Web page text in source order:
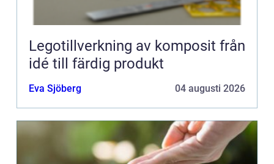
Legotillverkning av komposit från
idé till färdig produkt
Eva Sjöberg 04 augusti 2026